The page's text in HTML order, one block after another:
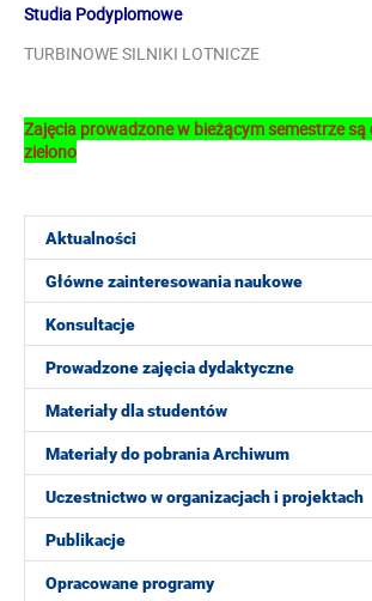
Aktualności
Główne zainteresowania naukowe
Konsultacje
Prowadzone zajęcia dydaktyczne
Materiały dla studentów
Materiały do pobrania Archiwum
Uczestnictwo w organizacjach i projektach
Publikacje
Opracowane programy
Studia Podyplomowe
TURBINOWE SILNIKI LOTNICZE
Zajęcia prowadzone w bieżącym semestrze
zielono